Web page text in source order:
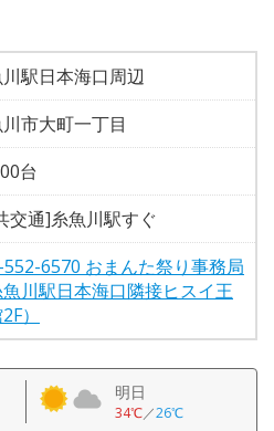
駅日本海口周辺
市大町一丁目
台
交通]糸魚川駅すぐ
6570 おまんた祭り事務局
魚川駅日本海口隣接ヒスイ王
）
明日
34℃／26℃